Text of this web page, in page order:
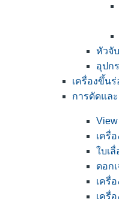
หัวจั
อุปก
เครื่องขึ้น
การดัดและ
เครื่
ใบเ
ดอก
เครื่
เครื่